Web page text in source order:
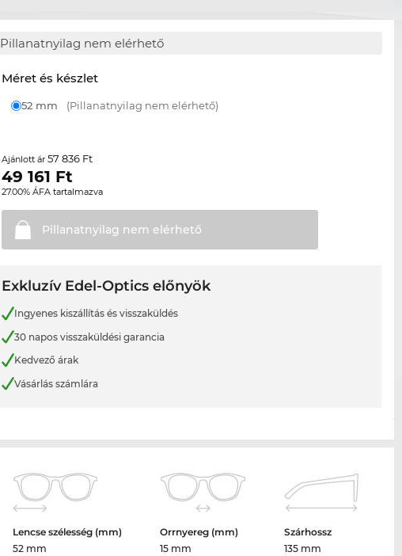
Pillanatnyilag nem elérhető
Méret és készlet
52 mm (Pillanatnyilag nem elérhető)
Ajánlott ár57 836 Ft
49 161 Ft
27.00% ÁFA tartalmazva
Pillanatnyilag nem elérhető
Exkluzív Edel-Optics előnyök
Ingyenes kiszállítás és visszaküldés
30 napos visszaküldési garancia
Kedvező árak
Vásárlás számlára
Lencse szélesség (mm)
52 mm
Orrnyereg (mm)
15 mm
Szárhossz
135 mm